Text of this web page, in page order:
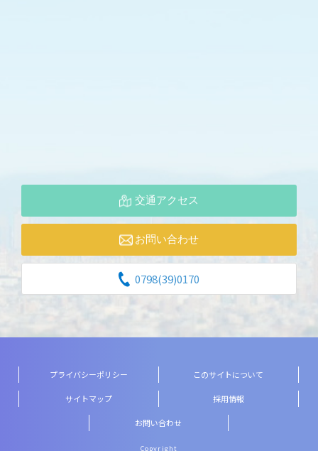
交通アクセス
お問い合わせ
0798(39)0170
プライバシーポリシー このサイトについて
サイトマップ 採用情報
お問い合わせ
Copyright